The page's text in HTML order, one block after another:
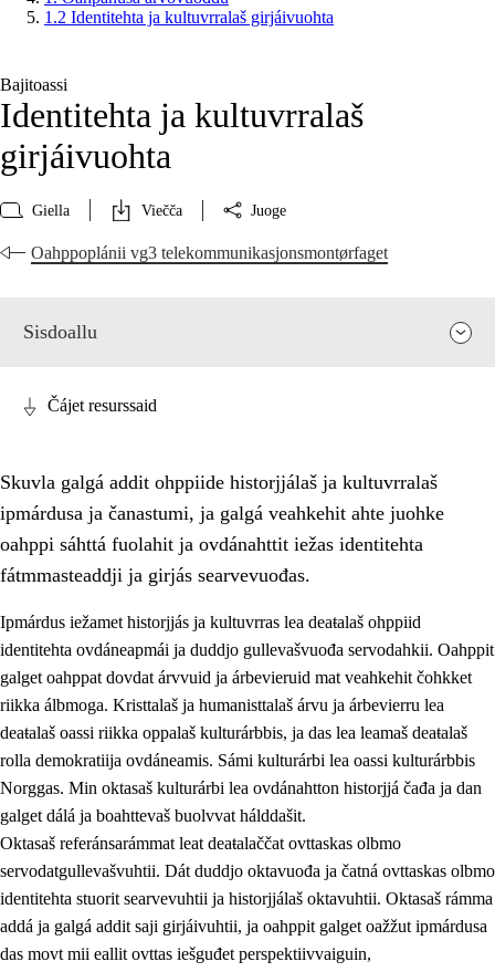
1.2 Identitehta ja kultuvrralaš girjáivuohta
Bajitoassi
Identitehta ja kultuvrralaš
girjáivuohta
Giella Viečča Juoge
Oahppoplánii vg3 telekommunikasjonsmontørfaget
Sisdoallu
Oahpahusa árvovuođđu
1.1 Olmmošárvu
Identitehta ja kultuvrralaš girjáivuohta
1.3 Kritihkalaš jurddašeapmi ja ehtalaš diđolašvuohta
1.4 Hutkanillu, beroštupmi ja suokkardanhuovva
1.5 Luondduákten ja birasdiđolašvuohta
1.6 Demokratiija ja mielváikkuheapmi
Čájet resurssaid
Skuvla galgá addit ohppiide historjjálaš ja kultuvrralaš
ipmárdusa ja čanastumi, ja galgá veahkehit ahte juohke
oahppi sáhttá fuolahit ja ovdánahttit iežas identitehta
fátmmasteaddji ja girjás searvevuođas.
Ipmárdus iežamet historjjás ja kultuvrras lea deaŧalaš ohppiid
identitehta ovdáneapmái ja duddjo gullevašvuođa servodahkii. Oahppit
galget oahppat dovdat árvvuid ja árbevieruid mat veahkehit čohkket
riikka álbmoga. Kristtalaš ja humanisttalaš árvu ja árbevierru lea
deaŧalaš oassi riikka oppalaš kulturárbbis, ja das lea leamaš deaŧalaš
rolla demokratiija ovdáneamis. Sámi kulturárbi lea oassi kulturárbbis
Norggas. Min oktasaš kulturárbi lea ovdánahtton historjjá čađa ja dan
galget dálá ja boahttevaš buolvvat hálddašit.
Oktasaš referánsarámmat leat deaŧalaččat ovttaskas olbmo
servodatgullevašvuhtii. Dát duddjo oktavuođa ja čatná ovttaskas olbmo
identitehta stuorit searvevuhtii ja historjjálaš oktavuhtii. Oktasaš rámma
addá ja galgá addit saji girjáivuhtii, ja oahppit galget oažžut ipmárdusa
das movt mii eallit ovttas iešguđet perspektiivvaiguin,